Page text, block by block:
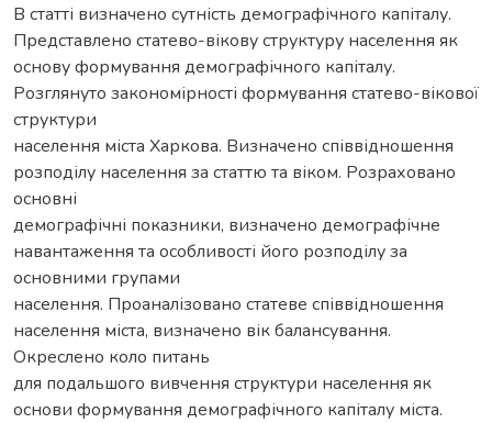
В статті визначено сутність демографічного капіталу.
Представлено статево-вікову структуру населення як
основу формування демографічного капіталу.
Розглянуто закономірності формування статево-вікової
структури
населення міста Харкова. Визначено співвідношення
розподілу населення за статтю та віком. Розраховано
основні
демографічні показники, визначено демографічне
навантаження та особливості його розподілу за
основними групами
населення. Проаналізовано статеве співвідношення
населення міста, визначено вік балансування.
Окреслено коло питань
для подальшого вивчення структури населення як
основи формування демографічного капіталу міста.